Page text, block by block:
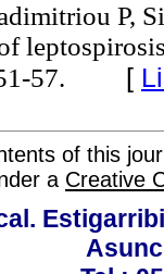
P,
57. [
of this
a Creative